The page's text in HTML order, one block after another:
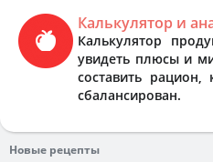
Калькулятор и
Калькулятор
увидеть плюсы и
составить
сбалансирован.
Новые рецепты